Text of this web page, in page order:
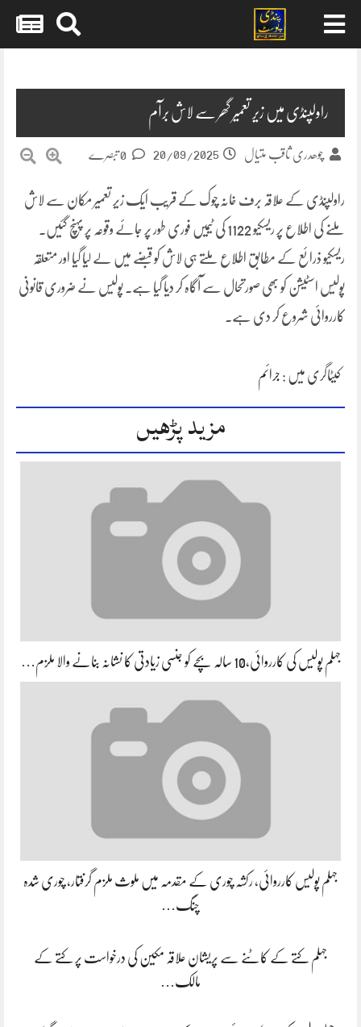
راولپنڈی میں زیر تعمیر گھر سے لاش برآم
چوھدری ثاقب متیال 20/09/2025
راولپنڈی کے علاقہ برف خانہ چوک کے قریب ایک زیر تعمیر مکان سے لاش
ملنے کی اطلاع پر ریسکیو 1122 کی ٹیمیں فوری طور پر جائے وقوعہ پر پہنچ گئیں۔
ریسکیو ذرائع کے مطابق اطلاع ملتے ہی لاش کو قبضے میں لے لیا گیا اور متعلقہ
پولیس اسٹیشن کو بھی صورتحال سے آگاہ کر دیا گیا ہے۔ پولیس نے ضروری قانونی
کارروائی شروع کر دی ہے۔
کیٹاگری میں : جرائم
مزید پڑھیں
جہلم پولیس کی کارروائی،10 سالہ بچے کو جنسی زیادتی کا نشانہ بنانے والا ملزم…
جہلم پولیس کارروائی، رکشہ چوری کے مقدمہ میں ملوث ملزم گرفتار، چوری شدہ
چنگ…
جہلم کتے کے کاٹنے سے پریشان علاقہ مکین کی درخواست پر کتے کے
مالک…